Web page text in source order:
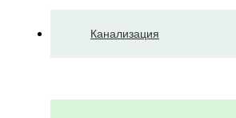
Канализация